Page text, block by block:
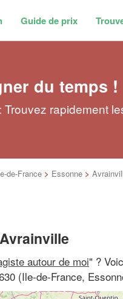
Guide de prix
du temps !
rapidement
de-France > Essonne >
autour de moi" ?
(Ile-de-France,